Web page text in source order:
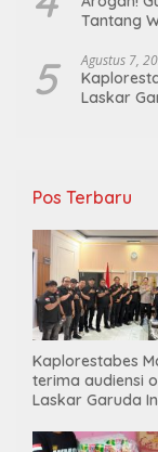
Tantang
5 Agustus 7,
Laskar
Pos Terbaru
Kaplorestabes
terima audiensi
Laskar Garuda
hingga kegiatan